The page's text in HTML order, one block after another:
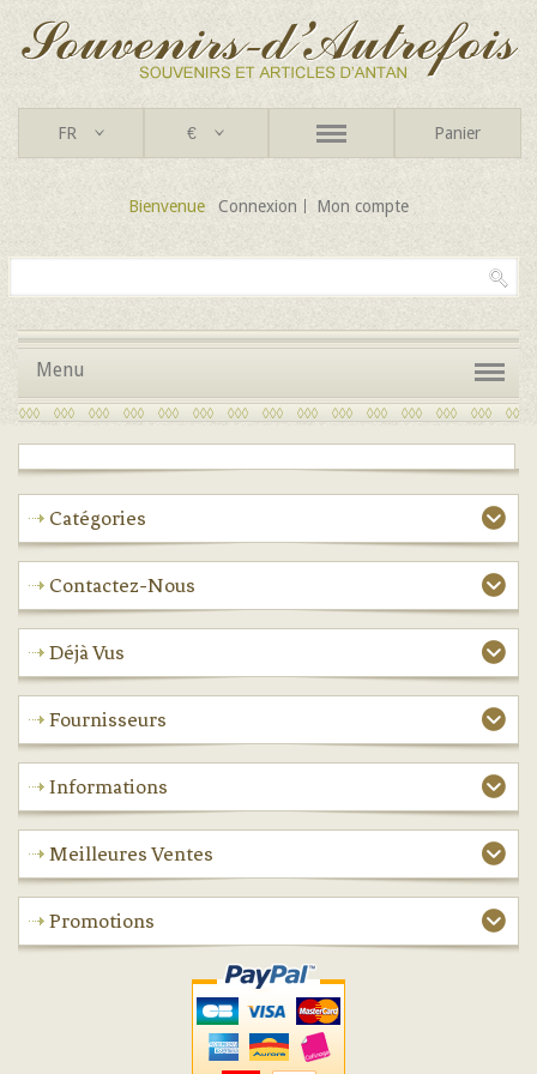
FR € Panier
Bienvenue Connexion Mon compte
Menu
Catégories
Contactez-Nous
Déjà Vus
Fournisseurs
Informations
Meilleures Ventes
Promotions